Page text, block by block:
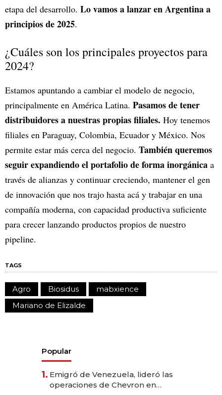
etapa del desarrollo. Lo vamos a lanzar en Argentina a
principios de 2025.
¿Cuáles son los principales proyectos para
2024?
Estamos apuntando a cambiar el modelo de negocio,
principalmente en América Latina. Pasamos de tener
distribuidores a nuestras propias filiales. Hoy tenemos
filiales en Paraguay, Colombia, Ecuador y México. Nos
permite estar más cerca del negocio. También queremos
seguir expandiendo el portafolio de forma inorgánica a
través de alianzas y continuar creciendo, mantener el gen
de innovación que nos trajo hasta acá y trabajar en una
compañía moderna, con capacidad productiva suficiente
para crecer lanzando productos propios de nuestro
pipeline.
TAGS
Agro Biosidus
mabxience
Mariano de Elizalde
Popular
1. Emigró de Venezuela, lideró las
operaciones de Chevron en